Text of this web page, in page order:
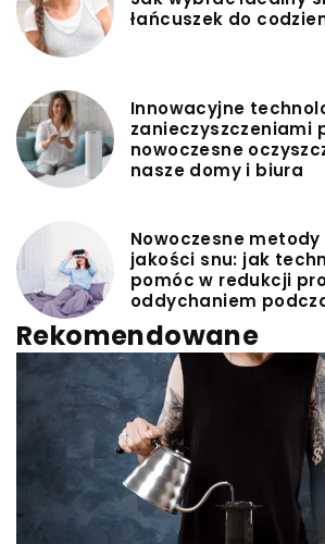
łańcuszek do
Innowacyjne
zanieczyszczeniami
nowoczesne
nasze domy i biura
Nowoczesne
jakości snu: jak
pomóc w redukcji
oddychaniem
Rekomendowane